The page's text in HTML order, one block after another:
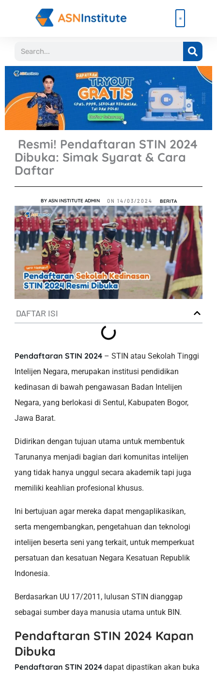
Search
Resmi! Pendaftaran STIN 2024
Dibuka: Simak Syarat & Cara
Daftar
BYASN INSTITUTE ADMIN ON 14/03/2024 BERITA
DAFTAR ISI
Pendaftaran STIN 2024 – STIN atau Sekolah Tinggi
Intelijen Negara, merupakan institusi pendidikan
kedinasan di bawah pengawasan Badan Intelijen
Negara, yang berlokasi di Sentul, Kabupaten Bogor,
Jawa Barat.
Didirikan dengan tujuan utama untuk membentuk
Tarunanya menjadi bagian dari komunitas intelijen
yang tidak hanya unggul secara akademik tapi juga
memiliki keahlian profesional khusus.
Ini bertujuan agar mereka dapat mengaplikasikan,
serta mengembangkan, pengetahuan dan teknologi
intelijen beserta seni yang terkait, untuk memperkuat
persatuan dan kesatuan Negara Kesatuan Republik
Indonesia.
Berdasarkan UU 17/2011, lulusan STIN dianggap
sebagai sumber daya manusia utama untuk BIN.
Pendaftaran STIN 2024 Kapan
Dibuka
Pendaftaran STIN 2024 dapat dipastikan akan buka